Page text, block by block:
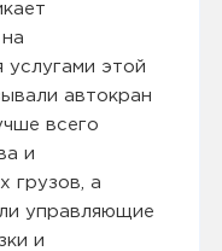
услугами этой
автокран
всего
и
грузов, а
управляющие
и